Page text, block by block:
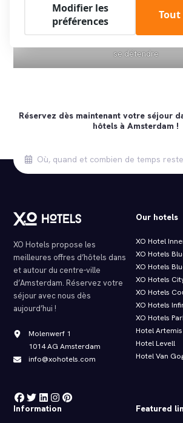
se détendre
Réservez dès maintenant votre séjour
hôtels à Amsterdam !
XO Hotels propose les
meilleures offres d’hôtels dans
et autour du centre-ville
d’Amsterdam. Réservez votre
séjour avec nous dès
aujourd’hui !
Molenwerf 1
1014 AG Amsterdam
info@xohotels.com
Our hotels
XO Hotel
XO Hotels
XO Hotels
XO Hotels
XO Hotels
XO Hotels
XO Hotels
Hotel Artemis
Hotel Levell
Hotel Van
Information Featured
Modifier les
préférences
Tout